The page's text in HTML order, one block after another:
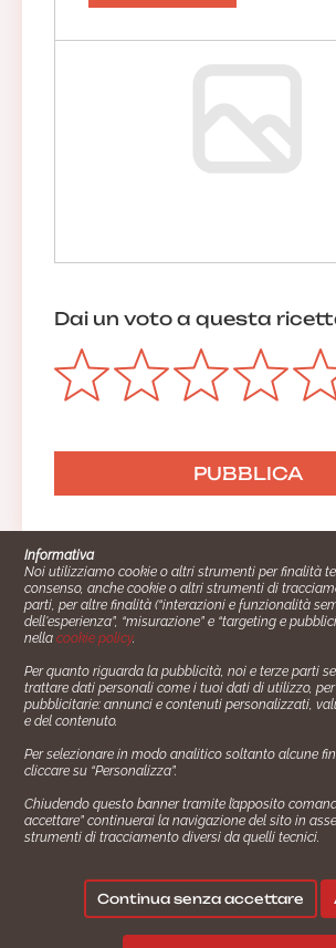
Dai un voto a questa
Cucinare.it è un marchio commerciale
copyright 2014 - 2024 P.IVA:
Azienda certiﬁcata ISO 27001 numero:
- Azienda certiﬁcata ISO 9001
Gestione consensi e categorie
Seguici su:
Informativa
Noi utilizziamo cookie o altri strumenti per finalità
consenso, anche cookie o altri strumenti di
parti, per altre finalità (“interazioni e funzionalità
dell'esperienza”, “misurazione” e “targeting e
nellacookie policy.
Per quanto riguarda la pubblicità, noi e terze parti
trattare dati personali come i tuoi dati di utilizzo,
pubblicitarie: annunci e contenuti personalizzati,
e del contenuto.
Per selezionare in modo analitico soltanto alcune
cliccare su “Personalizza”.
Chiudendo questo banner tramite l’apposito
accettare” continuerai la navigazione del sito in
strumenti di tracciamento diversi da quelli tecnici.
Continua senza accettare